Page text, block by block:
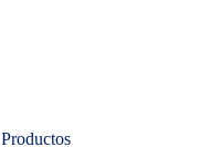
Productos